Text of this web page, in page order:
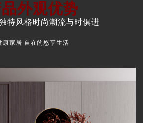
外观优势
特风格时尚潮流与时俱进
康家居 自在的悠享生活